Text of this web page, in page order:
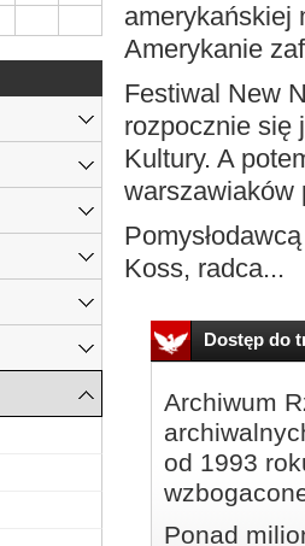
amerykańskiej
Amerykanie
Festiwal New
rozpocznie się
Kultury. A
warszawiaków
Koss, radca...
Dostęp do
Archiwum
od 1993
Ponad